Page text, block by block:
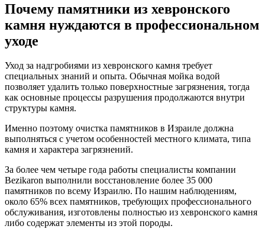
Почему памятники из хевронского
камня нуждаются в профессиональном
уходе
Уход за надгробиями из хевронского камня требует
специальных знаний и опыта. Обычная мойка водой
позволяет удалить только поверхностные загрязнения, тогда
как основные процессы разрушения продолжаются внутри
структуры камня.
Именно поэтому очистка памятников в Израиле должна
выполняться с учетом особенностей местного климата, типа
камня и характера загрязнений.
За более чем четыре года работы специалисты компании
Bezikaron выполнили восстановление более 35 000
памятников по всему Израилю. По нашим наблюдениям,
около 65% всех памятников, требующих профессионального
обслуживания, изготовлены полностью из хевронского камня
либо содержат элементы из этой породы.